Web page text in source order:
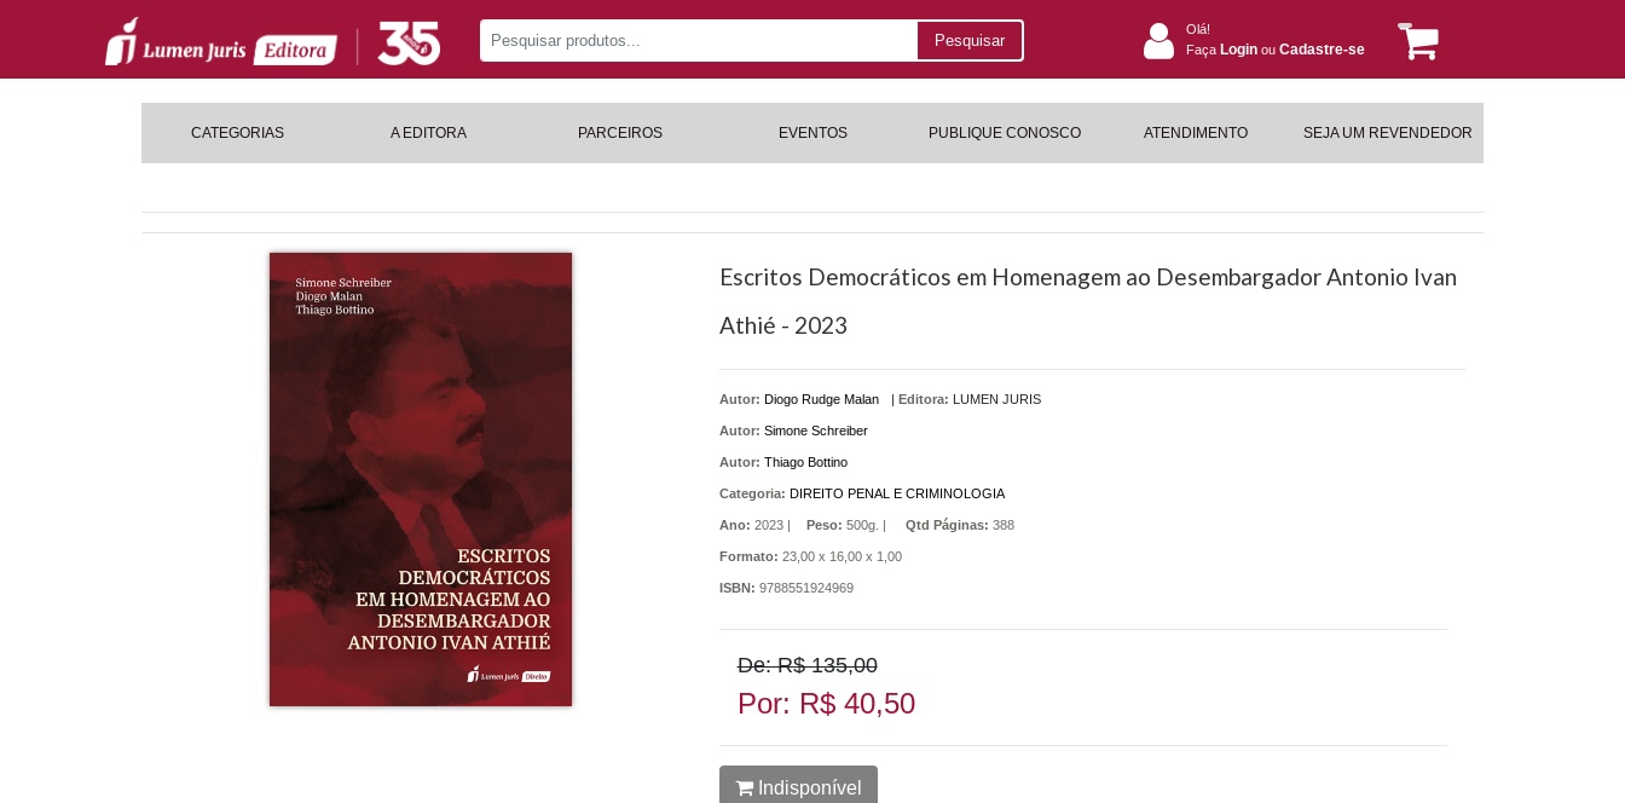
Pesquisar
Olá!
Faça Login ou Cadastre-se
CATEGORIAS A EDITORA PARCEIROS EVENTOS PUBLIQUE CONOSCO ATENDIMENTO SEJA UM REVENDEDOR
Escritos Democráticos em Homenagem ao Desembargador Antonio Ivan
Athié - 2023
Autor: Diogo Rudge Malan
Autor: Simone Schreiber
Autor: Thiago Bottino
| Editora: LUMEN JURIS
Categoria: DIREITO PENAL E CRIMINOLOGIA
Ano: 2023 | Peso: 500g. | Qtd Páginas: 388
Formato: 23,00 x 16,00 x 1,00
ISBN: 9788551924969
De: R$ 135,00
Por: R$ 40,50
Indisponível